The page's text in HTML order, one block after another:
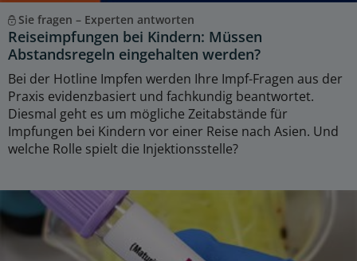
Sie fragen – Experten antworten
Reiseimpfungen bei Kindern: Müssen
Abstandsregeln eingehalten werden?
Bei der Hotline Impfen werden Ihre Impf-Fragen aus der
Praxis evidenzbasiert und fachkundig beantwortet.
Diesmal geht es um mögliche Zeitabstände für
Impfungen bei Kindern vor einer Reise nach Asien. Und
welche Rolle spielt die Injektionsstelle?